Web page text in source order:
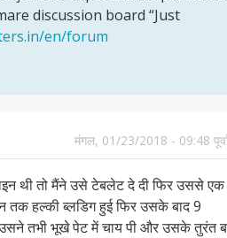
discussion board “Just
en/forum
मंगल, 01/23/2018 - 09:48
थी तो मैंने उसे टेबलेट दे दी फिर उससे एक
तक हल्की ब्लडिग हुई फिर उसके बाद 9
तभी भूखे पेट में चाय पी और उसके तुरंत